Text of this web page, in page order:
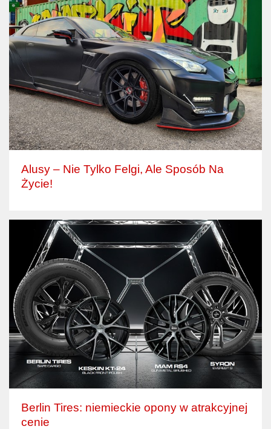
Alusy – Nie Tylko Felgi, Ale Sposób Na
Życie!
Berlin Tires: niemieckie opony w atrakcyjnej
cenie